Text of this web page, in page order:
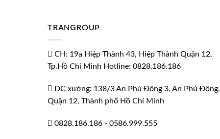
TRANGROUP
CH: 19a Hiệp Thành 43, Hiệp Thành Quận 12,
Tp.Hồ Chí Minh Hotline: 0828.186.186
DC xưởng: 138/3 An Phú Đông 3, An Phú Đông,
Quận 12, Thành phố Hồ Chí Minh
0828.186.186 - 0586.999.555